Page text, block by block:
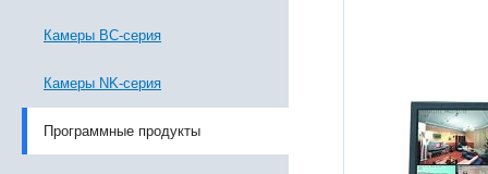
Камеры BC-серия
Камеры NK-серия
Программные продукты